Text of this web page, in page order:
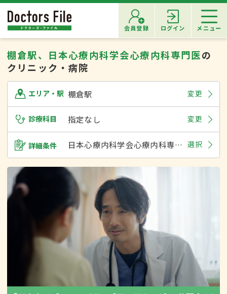
会員登録 ログイン メニュー
棚倉駅、日本心療内科学会心療内科専門医の
クリニック・病院
エリア・駅 棚倉駅 変更
診療科目 指定なし 変更
詳細条件 日本心療内科学会心療内科専門医 選択